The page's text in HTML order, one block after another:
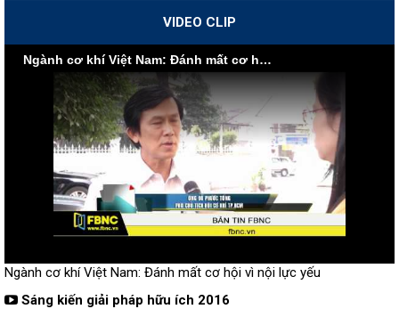
VIDEO CLIP
Ngành cơ khí Việt Nam: Đánh mất cơ hội vì nội lực yếu
Ngành cơ khí Việt Nam: Đánh mất cơ hội vì nội lực yếu
Sáng kiến giải pháp hữu ích 2016